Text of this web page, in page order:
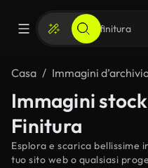
Casa Immagini
Immagini
Finitura
Esplora e scarica bellissime
tuo sito web o qualsiasi